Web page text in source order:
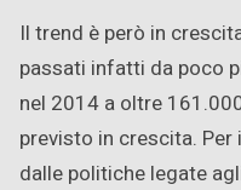
Il trend è però in
passati infatti da poco
nel 2014 a oltre
previsto in crescita.
dalle politiche legate